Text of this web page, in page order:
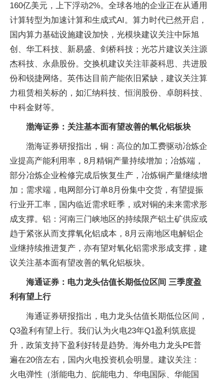
160亿美元，上下浮动2%。全球各地的企业正在从通用
计算转型为加速计算和生成式AI。算力时代已然开启，
国内算力基础设施建设加快，光模块建议关注中际旭
创、华工科技、新易盛、剑桥科技；光芯片建议关注源
杰科技、永鼎股份。交换机建议关注菲菱科思、共进股
份和锐捷网络。英伟达目前产能依旧紧缺，建议关注算
力租赁相关标的，如汇纳科技、恒润股份、卓朗科技、
中科金财等。
渤海证券：关注基本面有望改善的氧化铝板块
渤海证券研报指出，铜：高位的加工费驱动冶炼企
业提高产能利用率，8月精铜产量持续增加；冶炼端，
部分冶炼企业检修完成后恢复生产，冶炼铜产量继续增
加；需求端，电网部分订单8月份集中交货，有望提振
行业开工率，国内临近需求旺季，或对铜的未来需求形
成支撑。铝：河南三门峡地区的持续限产铝土矿供应或
趋于紧张从而支撑氧化铝成本，8月云南地区电解铝企
业继持续推进复产，亦有望对氧化铝需求形成支撑，建
议关注基本面有望改善的氧化铝板块。
海通证券：电力龙头估值长期低位区间 三季度盈
利有望上行
海通证券研报指出，电力龙头估值长期低位区间，
Q3盈利有望上行。我们认为火电23年Q1盈利筑底提
升，政策支持下盈利好转是趋势。海外电力龙头PE普
遍在20倍左右，国内火电投资机会明显。建议关注：
火电弹性（浙能电力、皖能电力、华电国际、华能国